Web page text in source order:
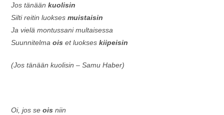
Jos tänäänkuolisin
Silti reitin luoksesmuistaisin
Ja vielä montussani multaisessa
Suunnitelmaois et luokseskiipeisin
(Jos tänään kuolisin – Samu Haber)
Oi, jos seois niin